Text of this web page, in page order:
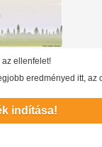
ellenfelet!
eredményed itt, az
indítása!